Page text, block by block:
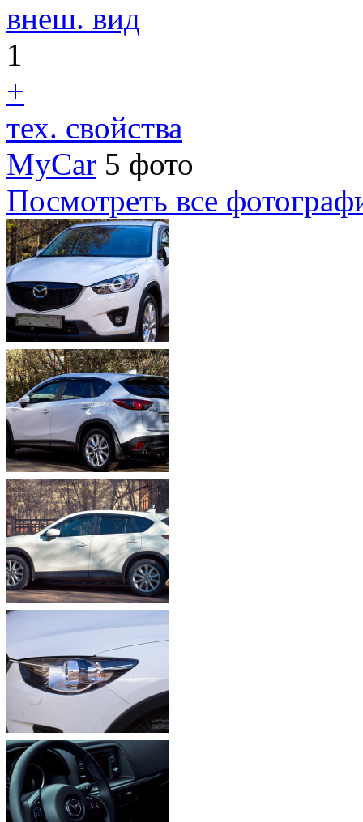
внеш. вид
1
+
тех. свойства
MyCar 5 фото
Посмотреть все